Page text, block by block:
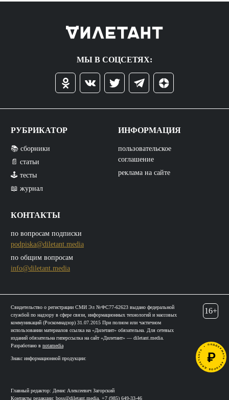
МЫ В СОЦСЕТЯХ:
РУБРИКАТОР
📚 сборники
📄 статьи
🕹️ тесты
📖 журнал
КОНТАКТЫ
по вопросам подписки
podpiska@diletant.media
по общим вопросам
info@diletant.media
ИНФОРМАЦИЯ
пользовательское
соглашение
реклама на сайте
Свидетельство о регистрации СМИ Эл №ФС77-62623 выдано федеральной
службой по надзору в сфере связи, информационных технологий и массовых
коммуникаций (Роскомнадзор) 31.07.2015 При полном или частичном
использовании материалов ссылка на «Дилетант» обязательна. Для сетевых
изданий обязательна гиперссылка на сайт «Дилетант» — diletant.media.
Разработано в notamedia
Знакс информационной продукции:
Главный редактор: Денис Алексеевич Загорский
Контакты редакции: boss@diletant.media +7 (985) 649-33-46
16+